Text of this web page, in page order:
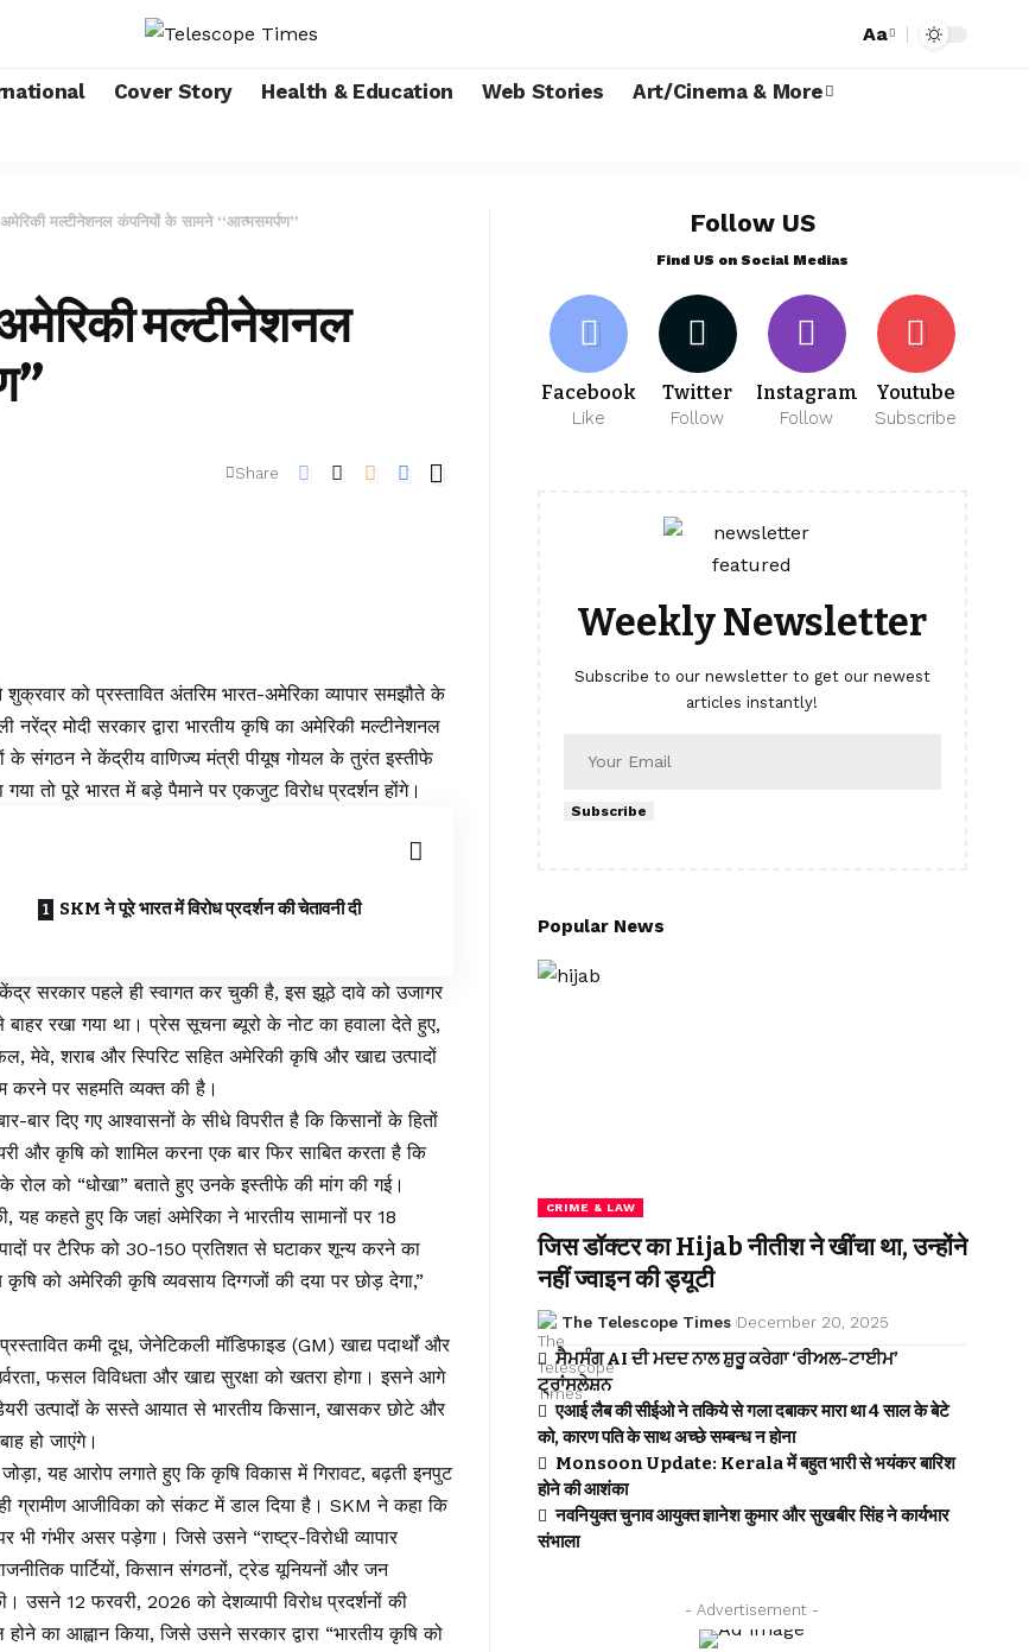
Aa
Cover Story Health & Education Web Stories
Art/Cinema & More
मल्टीनेशनल कंपनियों के सामने “आत्मसमर्पण”
मल्टीनेशनल
Share
को प्रस्तावित अंतरिम भारत-अमेरिका व्यापार समझौते के
मोदी सरकार द्वारा भारतीय कृषि का अमेरिकी मल्टीनेशनल
के संगठन ने केंद्रीय वाणिज्य मंत्री पीयूष गोयल के तुरंत इस्तीफे
तो पूरे भारत में बड़े पैमाने पर एकजुट विरोध प्रदर्शन होंगे।
SKM ने पूरे भारत में विरोध प्रदर्शन की चेतावनी दी
सरकार पहले ही स्वागत कर चुकी है, इस झूठे दावे को उजागर
रखा गया था। प्रेस सूचना ब्यूरो के नोट का हवाला देते हुए,
मेवे, शराब और स्पिरिट सहित अमेरिकी कृषि और खाद्य उत्पादों
करने पर सहमति व्यक्त की है।
बार दिए गए आश्वासनों के सीधे विपरीत है कि किसानों के हितों
और कृषि को शामिल करना एक बार फिर साबित करता है कि
रोल को “धोखा” बताते हुए उनके इस्तीफे की मांग की गई।
यह कहते हुए कि जहां अमेरिका ने भारतीय सामानों पर 18
पर टैरिफ को 30-150 प्रतिशत से घटाकर शून्य करने का
को अमेरिकी कृषि व्यवसाय दिग्गजों की दया पर छोड़ देगा,”
कमी दूध, जेनेटिकली मॉडिफाइड (GM) खाद्य पदार्थों और
फसल विविधता और खाद्य सुरक्षा को खतरा होगा। इसने आगे
उत्पादों के सस्ते आयात से भारतीय किसान, खासकर छोटे और
हो जाएंगे।
यह आरोप लगाते हुए कि कृषि विकास में गिरावट, बढ़ती इनपुट
आजीविका को संकट में डाल दिया है। SKM ने कहा कि
गंभीर असर पड़ेगा। जिसे उसने “राष्ट्र-विरोधी व्यापार
पार्टियों, किसान संगठनों, ट्रेड यूनियनों और जन
12 फरवरी, 2026 को देशव्यापी विरोध प्रदर्शनों की
का आह्वान किया, जिसे उसने सरकार द्वारा “भारतीय कृषि को
Follow US
Find US on Social Medias
Facebook
Like
Twitter
Follow
Instagram
Follow
Youtube
Subscribe
Weekly Newsletter
Subscribe to our newsletter to get our newest
articles instantly!
Subscribe
Popular News
CRIME & LAW
जिस डॉक्टर का Hijab नीतीश ने खींचा था, उन्होंने
नहीं ज्वाइन की ड्यूटी
The Telescope Times December 20, 2025
ਸੈਮਸੰਗ AI ਦੀ ਮਦਦ ਨਾਲ ਸ਼ੁਰੂ ਕਰੇਗਾ ‘ਰੀਅਲ-ਟਾਈਮ’
ਟ੍ਰਾਂਸਲੇਸ਼ਨ
एआई लैब की सीईओ ने तकिये से गला दबाकर मारा था 4 साल के बेटे
को, कारण पति के साथ अच्छे सम्बन्ध न होना
Monsoon Update: Kerala में बहुत भारी से भयंकर बारिश
होने की आशंका
नवनियुक्त चुनाव आयुक्त ज्ञानेश कुमार और सुखबीर सिंह ने कार्यभार
संभाला
- Advertisement -